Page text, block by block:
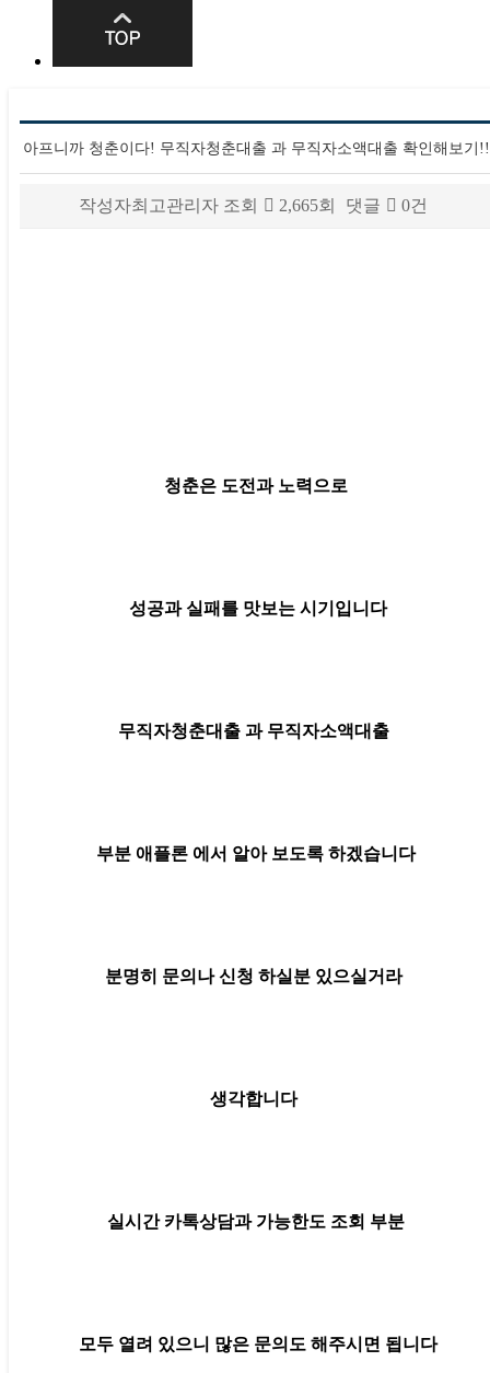
아프니까 청춘이다! 무직자청춘대출 과 무직자소액대출 확인해보기!!
작성자최고관리자 조회 2,665회 댓글 0건
청춘은 도전과 노력으로
성공과 실패를 맛보는 시기입니다
무직자청춘대출 과 무직자소액대출
부분 애플론 에서 알아 보도록 하겠습니다
분명히 문의나 신청 하실분 있으실거라
생각합니다
실시간 카톡상담과 가능한도 조회 부분
모두 열려 있으니 많은 문의도 해주시면 됩니다